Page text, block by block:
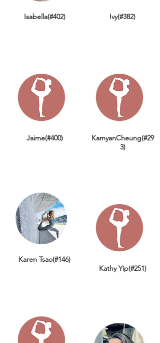
Isabella(#402)
Jaime(#400)
Karen Tsao(#146)
Ivy(#382)
KamyanCheung(#29
3)
Kathy Yip(#251)